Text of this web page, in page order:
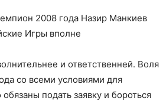
2008 года Назир Манкиев
Игры вполне
и ответственней. Воля
со всеми условиями для
подать заявку и бороться